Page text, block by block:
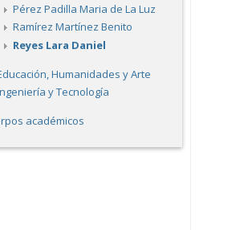
Pérez Padilla Maria de La Luz
Ramírez Martínez Benito
Reyes Lara Daniel
Humanidades y Arte
y Tecnología
académicos